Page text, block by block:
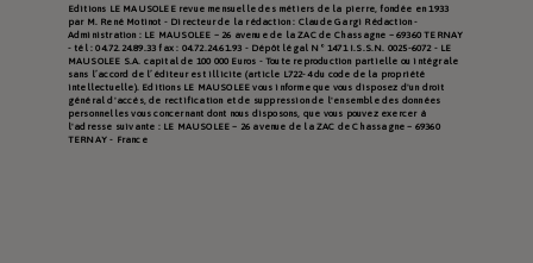
Editions LE MAUSOLEE revue mensuelle des métiers de la pierre, fondée en 1933
par M. René Motinot - Directeur de la rédaction : Claude Gargi Rédaction -
Administration : LE MAUSOLEE – 26 avenue de la ZAC de Chassagne – 69360 TERNAY
- tél : 04.72.24.89.33 fax : 04.72.24.61.93 - Dépôt légal N° 1471 I.S.S.N. 0025-6072 - LE
MAUSOLEE S.A. capital de 100 000 Euros - Toute reproduction partielle ou intégrale
sans l’accord de l’éditeur est illicite (article L722-4 du code de la propriété
intellectuelle). Editions LE MAUSOLEE vous informe que vous disposez d'un droit
général d'accès, de rectification et de suppression de l'ensemble des données
personnelles vous concernant dont nous disposons, que vous pouvez exercer à
l'adresse suivante : LE MAUSOLEE – 26 avenue de la ZAC de Chassagne – 69360
TERNAY - France